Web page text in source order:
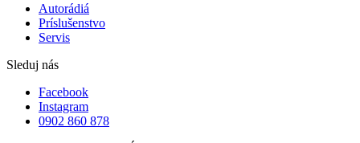
Autorádiá
Príslušenstvo
Servis
Sleduj nás
Facebook
Instagram
0902 860 878